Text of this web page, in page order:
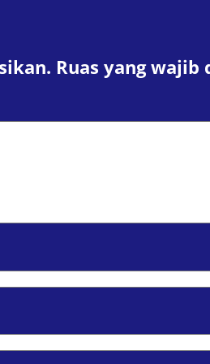
Ruas yang wajib